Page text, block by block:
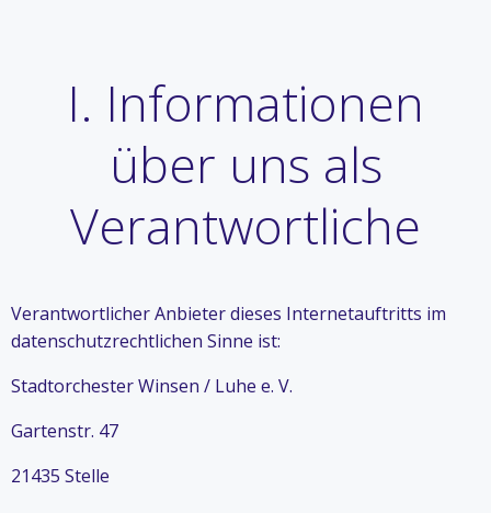
I. Informationen
über uns als
Verantwortliche
Verantwortlicher Anbieter dieses Internetauftritts im
datenschutzrechtlichen Sinne ist:
Stadtorchester Winsen / Luhe e. V.
Gartenstr. 47
21435 Stelle